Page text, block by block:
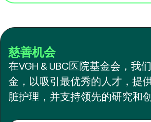
慈善机会
在VGH & UBC医院基金会，我
金，以吸引最优秀的人才，提
脏护理，并支持领先的研究和创